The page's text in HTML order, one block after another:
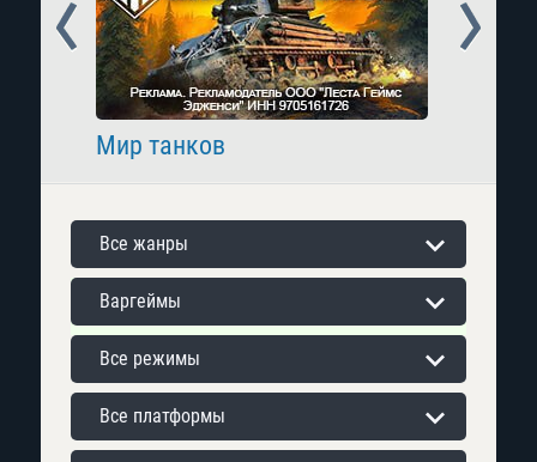
Мир танков
Prev
Все жанры
Варгеймы
Все режимы
Все платформы